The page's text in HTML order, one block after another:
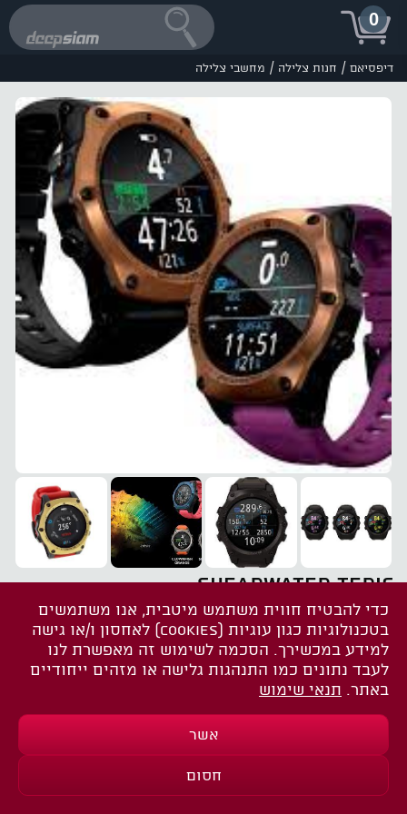
0
דיפסיאם / חנות צלילה / מחשבי צלילה
SHEARWATER TERIC
שתפו את הדף הזה
אודות
האולטימטיבי לחוויית צלילה מתקדמת
מחפשים מחשב צלילה שישדרג את חוויית הצלילה
חדשני ומתקדם, המציע שילוב מושלם של טכנולוגיה
בדוק מחירים וזמינות
כדי להבטיח חווית משתמש מיטבית, אנו משתמשים
בטכנולוגיות כגון עוגיות (COOKIES) לאחסון ו/או גישה
למידע במכשירך. הסכמה לשימוש זה מאפשרת לנו
לעבד נתונים כמו התנהגות גלישה או מזהים ייחודיים
באתר. תנאי שימוש
אשר
חסום